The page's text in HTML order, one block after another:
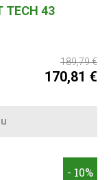
TECH 43
189,79 €
170,81 €
- 10%